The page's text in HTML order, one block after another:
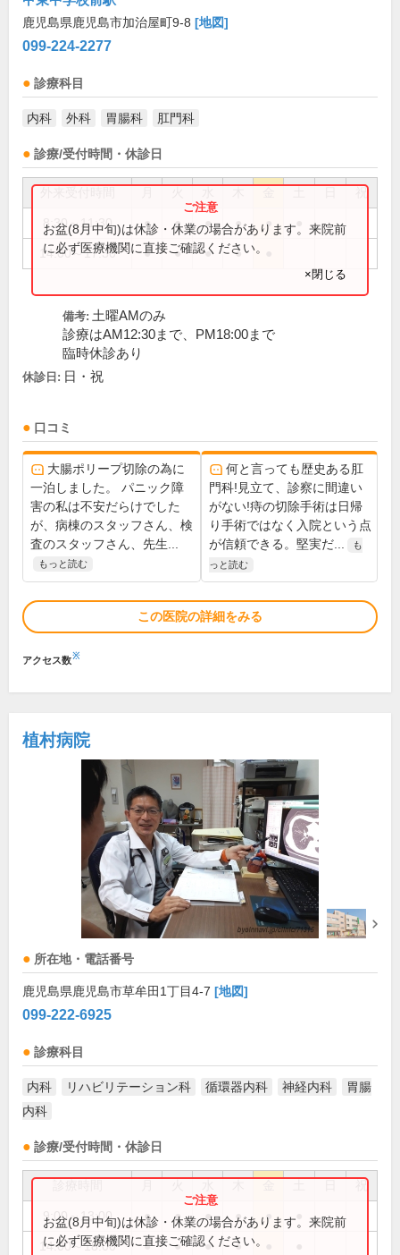
鹿児島県鹿児島市加治屋町9-8 [地図]
099-224-2277
診療科目
内科 外科 胃腸科 肛門科
診療/受付時間・休診日
祝
8:30～11:30 ● ● ● ● ●
14:00～17:30 ● ● ● ●
お盆(8月中旬)は休診・休業の場合があります。来院前
に必ず医療機関に直接ご確認ください。
×閉じる
備考: 土曜AMのみ
診療はAM12:30まで、PM18:00まで
臨時休診あり
休診日: 日・祝
口コミ
大腸ポリープ切除の為に
一泊しました。 パニック障
害の私は不安だらけでした
が、病棟のスタッフさん、検
査のスタッフさん、先生...
もっと読む
何と言っても歴史ある肛
門科!見立て、診察に間違い
がない!痔の切除手術は日帰
り手術ではなく入院という点
が信頼できる。堅実だ...
も
っと読む
この医院の詳細をみる
アクセス数※
植村病院
所在地・電話番号
鹿児島県鹿児島市草牟田1丁目4-7 [地図]
099-222-6925
診療科目
内科 リハビリテーション科 循環器内科 神経内科
胃腸
内科
診療/受付時間・休診日
祝
9:00～13:00 ● ● ● ● ●
14:00～18:00 ● ● ● ●
お盆(8月中旬)は休診・休業の場合があります。来院前
に必ず医療機関に直接ご確認ください。